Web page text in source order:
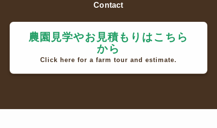
Contact
農園見学やお見積もりはこちら
から
Click here for a farm tour and estimate.